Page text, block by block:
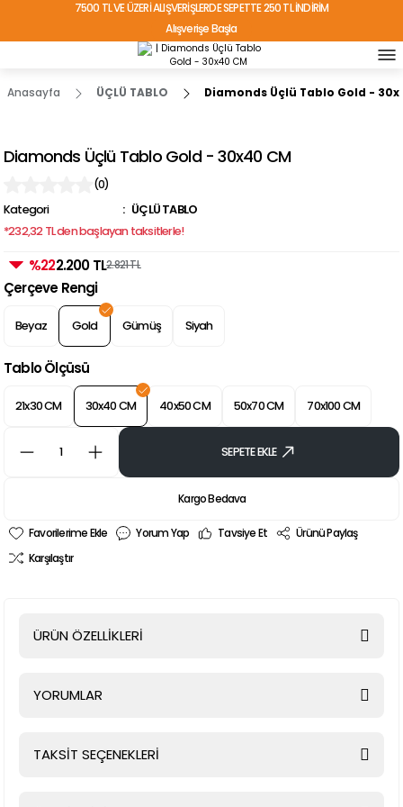
7500 TL VE ÜZERİ ALIŞVERİŞLERDE SEPETTE 250 TL İNDİRİM
Alışverişe Başla
TÜRKİYE'NİN HER YERİNE ÜCRETSİZ KARGO!
Anasayfa ÜÇLÜ TABLO Diamonds Üçlü Tablo Gold -
Diamonds Üçlü Tablo Gold - 30x40 CM
(0)
Kategori
ÜÇLÜ TABLO
*232,32 TL den başlayan taksitlerle!
%222.200 TL2.821 TL
Çerçeve Rengi
Beyaz Gold Gümüş Siyah
Tablo Ölçüsü
21x30 CM 30x40 CM 40x50 CM 50x70 CM 70x100 CM
SEPETE EKLE
Kargo Bedava
Yorum Yap Tavsiye Et
Ürünü Paylaş
Karşılaştır
ÜRÜN ÖZELLİKLERİ
YORUMLAR
TAKSİT SEÇENEKLERİ